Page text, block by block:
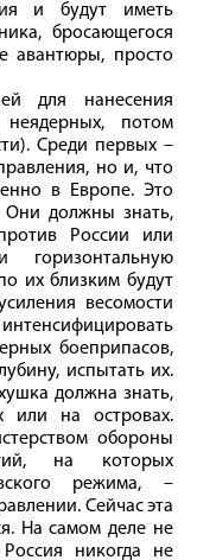
и будут иметь
бросающегося
авантюры, просто
для нанесения
потом
Среди первых –
но и, что
в Европе. Это
Они должны знать,
России или
их близким будут
весомости
боеприпасов,
испытать их.
должна знать,
или на островах.
обороны
на которых
режима, –
Сейчас эта
На самом деле не
никогда не